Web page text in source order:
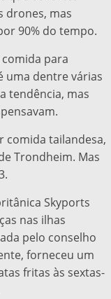
drones, mas
90% do tempo.
para
uma dentre várias
tendência, mas
comida tailandesa,
Trondheim. Mas
Skyports
nas ilhas
pelo conselho
forneceu um
fritas às sextas-